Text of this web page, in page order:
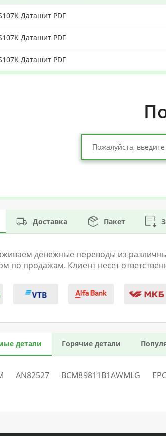
Даташит PDF
Даташит PDF
Даташит PDF
Пожалуйста,
Доставка Пакет
денежные переводы из
по продажам. Клиент несет
детали Горячие детали
AN82527 BCM89811B1AWMLG